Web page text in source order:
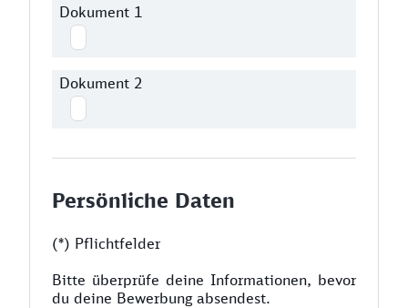
Dokument 1
Dokument 2
Persönliche Daten
(*) Pflichtfelder
Bitte überprüfe deine Informationen, bevor
du deine Bewerbung absendest.